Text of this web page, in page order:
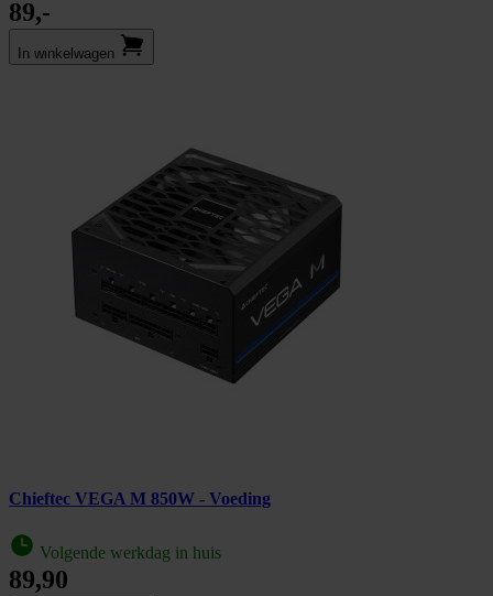
89,-
In winkel­wagen
Chieftec VEGA M 850W - Voeding
Volgende werkdag in huis
89,90